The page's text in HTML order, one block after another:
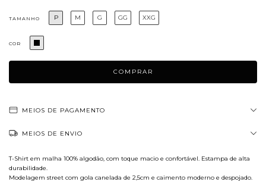
TAMANHO P M G GG XXG
COR
MEIOS DE PAGAMENTO
MEIOS DE ENVIO
T-Shirt em malha 100% algodão, com toque macio e confortável. Estampa de alta
durabilidade.
Modelagem street com gola canelada de 2,5cm e caimento moderno e despojado.